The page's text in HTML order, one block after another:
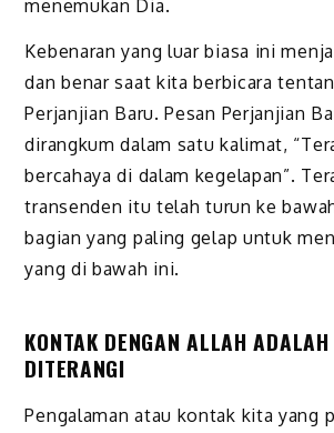
menemukan Dia.
Kebenaran yang luar biasa ini
dan benar saat kita berbicara
Perjanjian Baru. Pesan Perjanjian
dirangkum dalam satu kalimat,
bercahaya di dalam kegelapan”.
transenden itu telah turun ke
bagian yang paling gelap untuk
yang di bawah ini.
KONTAK DENGAN ALLAH
DITERANGI
Pengalaman atau kontak kita yang